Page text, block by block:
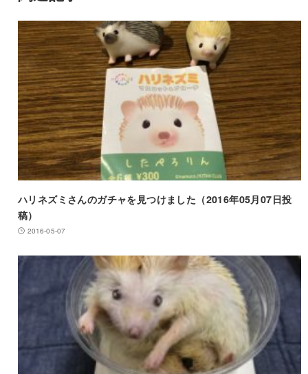
ハリネズミさんのガチャを見つけました（2016年05月07日投
稿）
2016-05-07